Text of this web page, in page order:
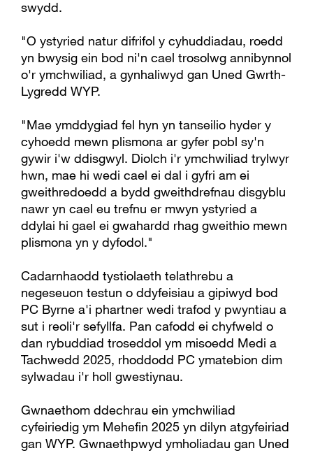
swydd.
"O ystyried natur difrifol y cyhuddiadau, roedd
yn bwysig ein bod ni'n cael trosolwg annibynnol
o'r ymchwiliad, a gynhaliwyd gan Uned Gwrth-
Lygredd WYP.
"Mae ymddygiad fel hyn yn tanseilio hyder y
cyhoedd mewn plismona ar gyfer pobl sy'n
gywir i'w ddisgwyl. Diolch i'r ymchwiliad trylwyr
hwn, mae hi wedi cael ei dal i gyfri am ei
gweithredoedd a bydd gweithdrefnau disgyblu
nawr yn cael eu trefnu er mwyn ystyried a
ddylai hi gael ei gwahardd rhag gweithio mewn
plismona yn y dyfodol."
Cadarnhaodd tystiolaeth telathrebu a
negeseuon testun o ddyfeisiau a gipiwyd bod
PC Byrne a'i phartner wedi trafod y pwyntiau a
sut i reoli'r sefyllfa. Pan cafodd ei chyfweld o
dan rybuddiad troseddol ym misoedd Medi a
Tachwedd 2025, rhoddodd PC ymatebion dim
sylwadau i'r holl gwestiynau.
Gwnaethom ddechrau ein ymchwiliad
cyfeiriedig ym Mehefin 2025 yn dilyn atgyfeiriad
gan WYP. Gwnaethpwyd ymholiadau gan Uned